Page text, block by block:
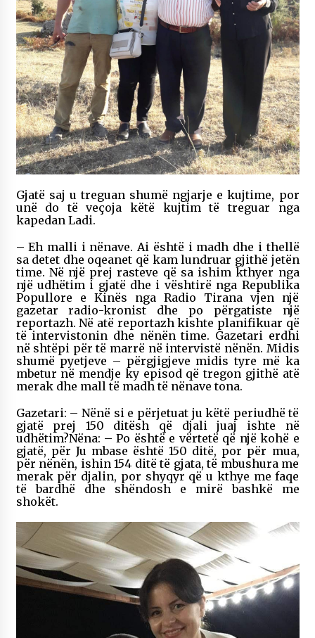
Gjatë saj u treguan shumë ngjarje e kujtime, por
unë do të veçoja këtë kujtim të treguar nga
kapedan Ladi.
– Eh malli i nënave. Ai është i madh dhe i thellë
sa detet dhe oqeanet që kam lundruar gjithë jetën
time. Në një prej rasteve që sa ishim kthyer nga
një udhëtim i gjatë dhe i vështirë nga Republika
Popullore e Kinës nga Radio Tirana vjen një
gazetar radio-kronist dhe po përgatiste një
reportazh. Në atë reportazh kishte planifikuar që
të intervistonin dhe nënën time. Gazetari erdhi
në shtëpi për të marrë në intervistë nënën. Midis
shumë pyetjeve – përgjigjeve midis tyre më ka
mbetur në mendje ky episod që tregon gjithë atë
merak dhe mall të madh të nënave tona.
Gazetari: – Nënë si e përjetuat ju këtë periudhë të
gjatë prej 150 ditësh që djali juaj ishte në
udhëtim?Nëna: – Po është e vërtetë që një kohë e
gjatë, për Ju mbase është 150 ditë, por për mua,
për nënën, ishin 154 ditë të gjata, të mbushura me
merak për djalin, por shyqyr që u kthye me faqe
të bardhë dhe shëndosh e mirë bashkë me
shokët.